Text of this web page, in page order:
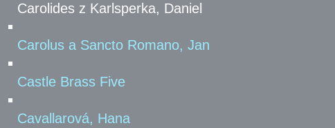
Carolides z Karlsperka, Daniel
Carolus a Sancto Romano, Jan
Castle Brass Five
Cavallarová, Hana